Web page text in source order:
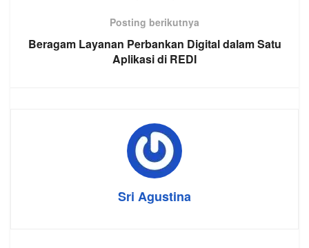
Posting berikutnya
Beragam Layanan Perbankan Digital dalam Satu
Aplikasi di REDI
Sri Agustina